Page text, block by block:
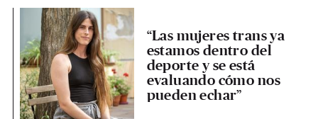
“Las mujeres trans ya
estamos dentro del
deporte y se está
evaluando cómo nos
pueden echar”